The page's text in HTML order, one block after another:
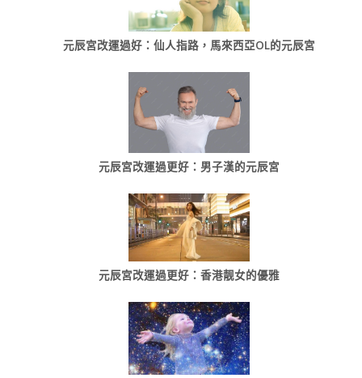
元辰宮改運過好：仙人指路，馬來西亞OL的元辰宮
元辰宮改運過更好：男子漢的元辰宮
元辰宮改運過更好：香港靓女的優雅